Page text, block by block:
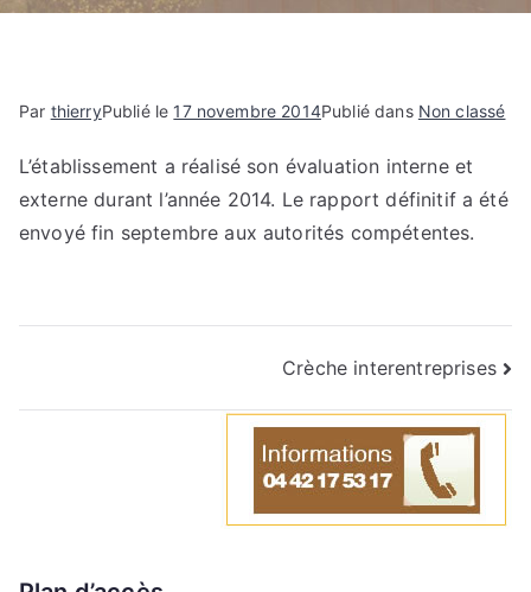
Provenc
e
Par thierryPublié le 17 novembre 2014Publié dans Non classé
L’établissement a réalisé son évaluation interne et
externe durant l’année 2014. Le rapport définitif a été
envoyé fin septembre aux autorités compétentes.
Crèche interentreprises